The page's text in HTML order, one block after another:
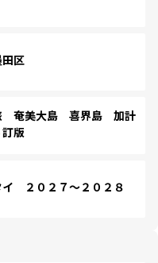
区
奄美大島 喜界島 加計
版
２０２７～２０２８